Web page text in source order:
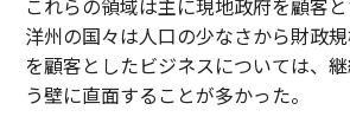
これらの領域は主に現地政府を顧客
洋州の国々は人口の少なさから財政
を顧客としたビジネスについては、
う壁に直面することが多かった。